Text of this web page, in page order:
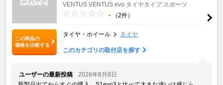
この商品の
価格を比較する
VENTUS VENTUS evo タイヤタイプ:スポーツ
- （2件）
タイヤ・ホイール タイヤ
このカテゴリの取付店を探す
ユーザーの最新投稿
2026年8月8日